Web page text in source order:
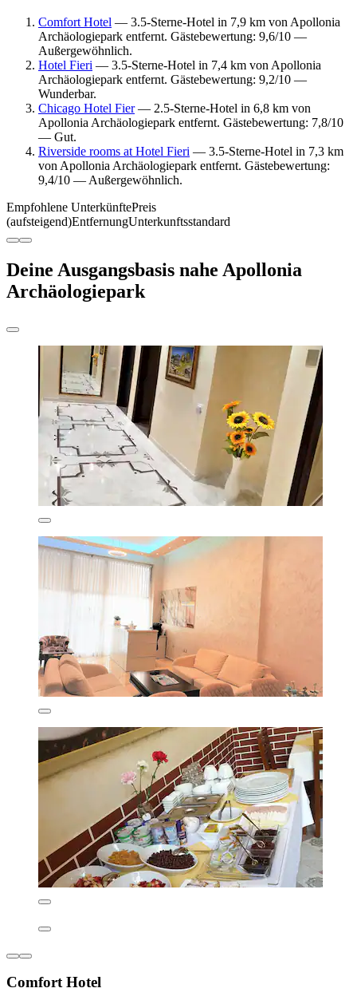
Comfort Hotel — 3.5-Sterne-Hotel in 7,9 km von Apollonia
Archäologiepark entfernt. Gästebewertung: 9,6/10 —
Außergewöhnlich.
Hotel Fieri — 3.5-Sterne-Hotel in 7,4 km von Apollonia
Archäologiepark entfernt. Gästebewertung: 9,2/10 —
Wunderbar.
Chicago Hotel Fier— 2.5-Sterne-Hotel in 6,8 km von
Apollonia Archäologiepark entfernt. Gästebewertung: 7,8/10
— Gut.
Riverside rooms at Hotel Fieri — 3.5-Sterne-Hotel in 7,3 km
von Apollonia Archäologiepark entfernt. Gästebewertung:
9,4/10 — Außergewöhnlich.
Empfohlene UnterkünftePreis
(aufsteigend)EntfernungUnterkunftsstandard
Deine Ausgangsbasis nahe Apollonia
Archäologiepark
Comfort Hotel